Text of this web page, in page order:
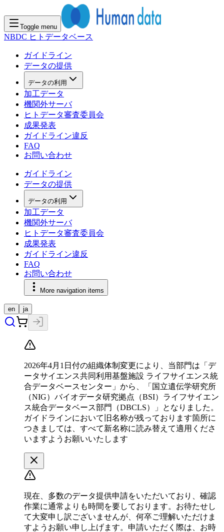
Toggle menu
NBDC ヒトデータベース
ガイドライン
データの提供
データの利用
加工データ
機関外サーバ
ヒトデータ審査委員会
成果発表
ガイドライン違反
FAQ
お問い合わせ
ガイドライン
データの提供
データの利用
加工データ
機関外サーバ
ヒトデータ審査委員会
成果発表
ガイドライン違反
FAQ
お問い合わせ
More navigation items
en ja
2026年4月1日付の組織体制変更により、当部門は「デ
ータサイエンス共同利用基盤施設 ライフサイエンス統
合データベースセンター」から、「国立遺伝学研究所
（NIG）バイオデータ研究拠点（BSI）ライフサイエン
ス統合データベース部門（DBCLS）」となりました。
ガイドラインにおいて旧名称が残っております箇所に
つきましては、すべて新名称に読み替えて適用くださ
いますようお願いいたします
現在、多数のデータ提供申請をいただいており、確認
作業に通常よりも時間を要しております。お待たせし
て大変申し訳ございませんが、何卒ご理解いただけま
すようお願い申し上げます。申請いただく際は、お時